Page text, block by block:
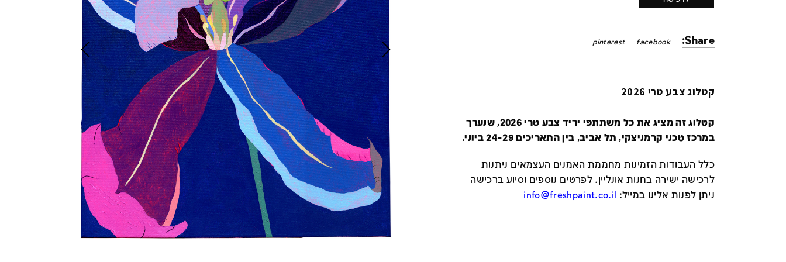
Share:
facebook
pinterest
קטלוג צבע טרי 2026
קטלוג זה מציג את כל משתתפי יריד צבע טרי 2026, שנערך
במרכז טכני קרמניצקי, תל אביב, בין התאריכים 24-29 ביוני.
כלל העבודות הזמינות מחממת האמנים העצמאים ניתנות
לרכישה ישירה בחנות אונליין.לפרטים נוספים וסיוע ברכישה
ניתן לפנות אלינו במייל:
info@freshpaint.co.il